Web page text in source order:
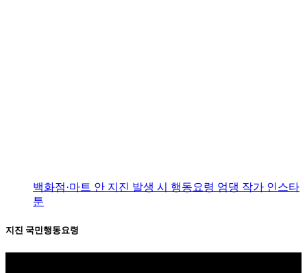
백화점·마트 안 지진 발생 시 행동요령 엄댕 작가 인스타
툰
지진 국민행동요령